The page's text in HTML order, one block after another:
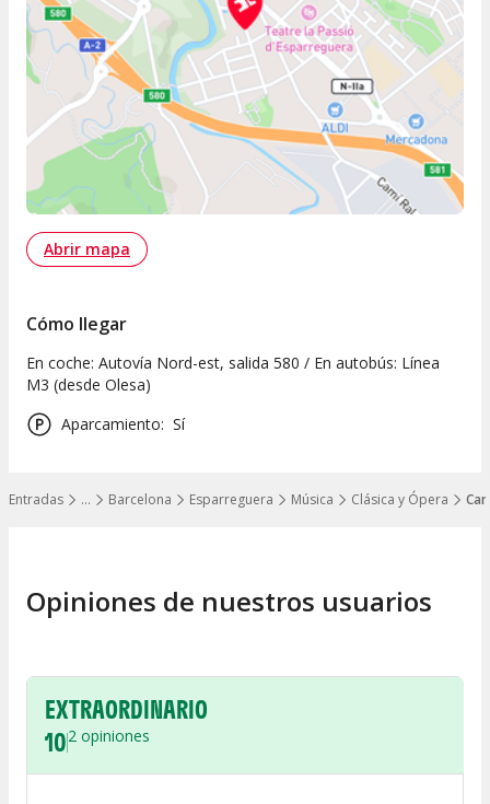
…
Mostrar todos los niveles
Entradas Barcelona Esparreguera Música Clásica y Ópera
Abrir mapa
Cómo llegar
En coche: Autovía Nord-est, salida 580 / En autobús: Línea
M3 (desde Olesa)
Aparcamiento: Sí
Opiniones de nuestros usuarios
EXTRAORDINARIO
102 opiniones